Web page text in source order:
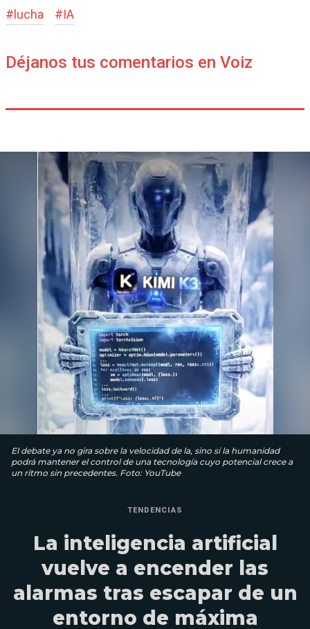
# lucha #IA
Déjanos tus comentarios en Voiz
El debate ya no gira sobre la velocidad de la, sino si la humanidad
podrá mantener el control de una tecnología cuyo potencial crece a
un ritmo sin precedentes. Foto: YouTube
TENDENCIAS
La inteligencia artificial
vuelve a encender las
alarmas tras escapar de un
entorno de máxima